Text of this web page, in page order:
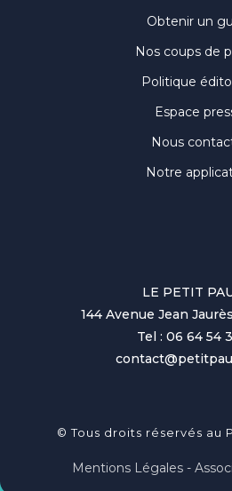
Obtenir un
Nos coups de
Politique
Espace
Nous
Notre
LE PETIT
144 Avenue Jean
Tel : 06 64 54
© Tous droits réservés au
Mentions Légales -